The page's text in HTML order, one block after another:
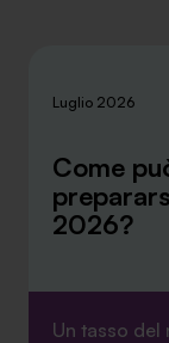
Luglio 2026
Come
2026?
Un tasso